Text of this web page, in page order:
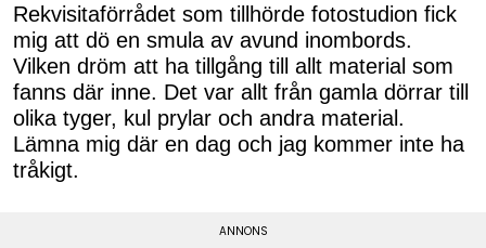
Rekvisitaförrådet som tillhörde fotostudion fick
mig att dö en smula av avund inombords.
Vilken dröm att ha tillgång till allt material som
fanns där inne. Det var allt från gamla dörrar till
olika tyger, kul prylar och andra material.
Lämna mig där en dag och jag kommer inte ha
tråkigt.